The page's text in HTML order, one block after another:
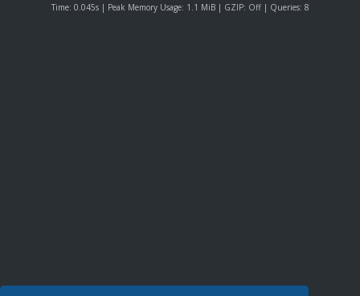
Time: 0.045s| Peak Memory Usage: 1.1 MiB | GZIP: Off | Queries: 8